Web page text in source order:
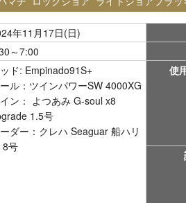
年11月17日(日)
～7:00
ド: Empinado91S+
ル：ツインパワーSW 4000XG
ン： よつあみ G-soul x8
1.5号
ダー：クレハ Seaguar 船ハリ
8号
使